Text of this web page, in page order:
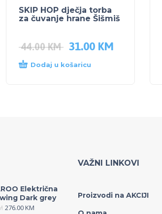
SKIP HOP dječja torba
za čuvanje hrane Šišmiš
44.00KM 31.00 KM
Dodaj u košaricu
Električna
Dark grey
276.00KM
VAŽNI LINKOVI
Proizvodi na AKCIJI